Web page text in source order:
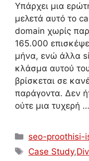
Υπάρχει μια
μελετά αυτό το
domain χωρίς
165.000
μήνα, ενώ άλλα
κλάσμα αυτού
βρίσκεται σε
παράγοντα. Δεν
ούτε μια τυχερή …
Κατηγορίες
seo-proothisi-
Ετικέτες
Case Study,